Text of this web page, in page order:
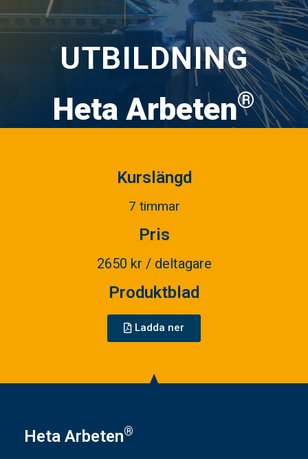
UTBILDNING
Heta Arbeten®
Kurslängd
7 timmar
Pris
2650 kr / deltagare
Produktblad
Ladda ner
Heta Arbeten®